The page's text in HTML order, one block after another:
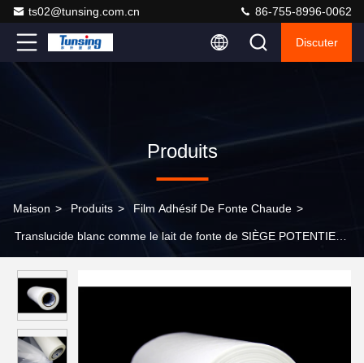
ts02@tunsing.com.cn 86-755-8996-0062
Discuter
Produits
Maison > Produits > Film Adhésif De Fonte Chaude >
Translucide blanc comme le lait de fonte de SIÈGE POTENTIEL
de tissu